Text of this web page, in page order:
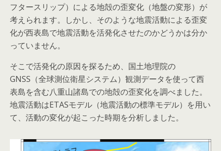
フタースリップ）による地殻の歪変化（地盤の変形）が
考えられます。しかし、そのような地震活動による歪変
化が西表島で地震活動を活発化させたのかどうかは分か
っていません。
そこで活発化の原因を探るため、国土地理院の
GNSS（全球測位衛星システム）観測データを使って西
表島を含む八重山諸島での地殻の歪変化を調べました。
地震活動はETASモデル（地震活動の標準モデル）を用い
て、活動の変化が起こった時期を分析しました。